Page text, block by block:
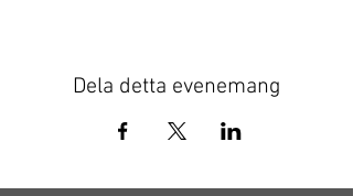
Dela detta evenemang